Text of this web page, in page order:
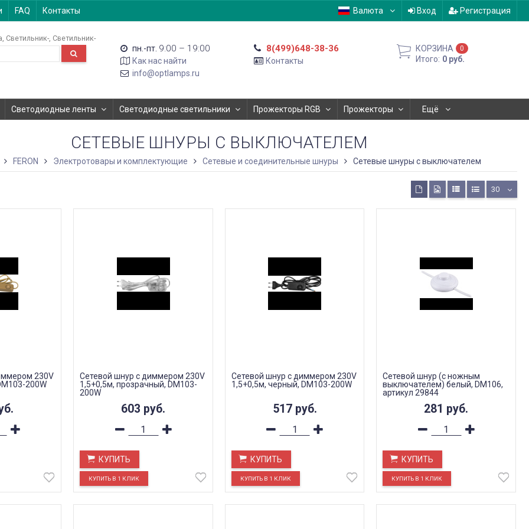
FAQ Контакты Валюта Вход Регистрация
Светильник- Светильник-
пн.-пт. 9:00 – 19:00
Как нас найти
info@optlamps.ru
8(499)648-38-36
Контакты
КОРЗИНА 0
Итого: 0 руб.
Светодиодные ленты Светодиодные светильники Прожекторы RGB Прожекторы Ещё
СЕТЕВЫЕ ШНУРЫ С ВЫКЛЮЧАТЕЛЕМ
FERON Электротовары и комплектующие Сетевые и соединительные шнуры Сетевые шнуры с выключателем
30
230V
200W
Сетевой шнур с диммером 230V
1,5+0,5м, прозрачный, DM103-
200W
603 руб.
КУПИТЬ
Сетевой шнур с диммером 230V
1,5+0,5м, черный, DM103-200W
517 руб.
КУПИТЬ
Сетевой шнур (с ножным
выключателем) белый, DM106,
артикул 29844
281 руб.
КУПИТЬ